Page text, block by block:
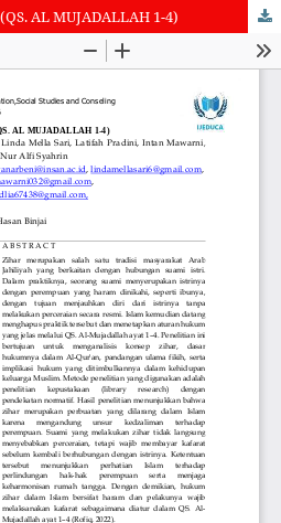
AL MUJADALLAH 1-4)